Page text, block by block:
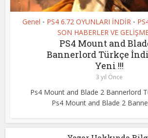
Genel • PS4 6.72 OYUNLARI İNDİR •
SON HABERLER VE
PS4 Mount and
Bannerlord Türkçe
Yeni !!!
3 yıl Önce
Ps4 Mount and Blade 2 Bannerlord
Ps4 Mount and Blade 2